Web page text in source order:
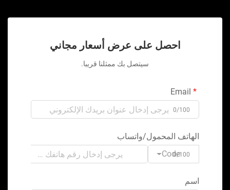
احصل على عرض أسعار مجاني
سيتصل بك ممثلنا قريبا.
0/100
الهاتف المحمول/واتساب
Code0/100
اسم